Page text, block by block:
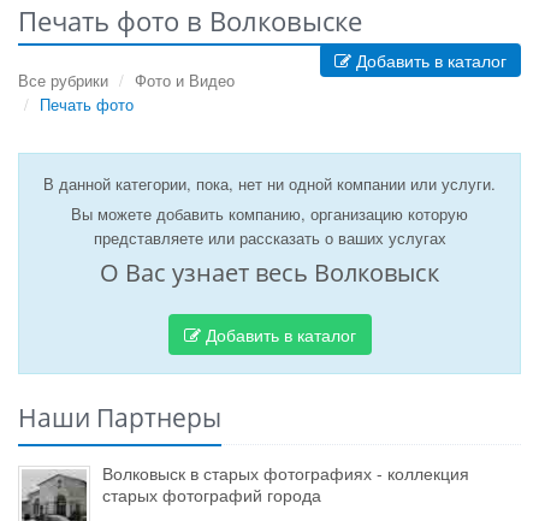
Печать фото в Волковыске
Добавить в каталог
Все рубрики
Фото и Видео
Печать фото
В данной категории, пока, нет ни одной компании или услуги.
Вы можете добавить компанию, организацию которую
представляете или рассказать о ваших услугах
О Вас узнает весь Волковыск
Добавить в каталог
Наши Партнеры
Волковыск в старых фотографиях - коллекция
старых фотографий города